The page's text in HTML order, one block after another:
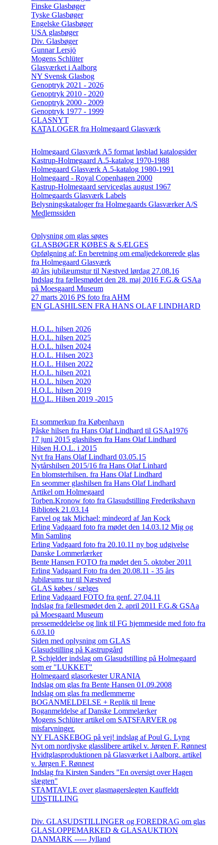
Finske Glasbøger
Tyske Glasbøger
Engelske Glasbøger
USA glasbøger
Div. Glasbøger
Gunnar Lersjö
Mogens Schlüter
Glasværket i Aalborg
NY Svensk Glasbog
Genoptryk 2021 - 2026
Genoptryk 2010 - 2020
Genoptryk 2000 - 2009
Genoptryk 1977 - 1999
GLASNYT
KATALOGER fra Holmegaard Glasværk
Holmegaard Glasværk A5 format løsblad katalogsider
Kastrup-Holmegaard A.5-katalog 1970-1988
Holmegaard Glasværk A.5-katalog 1980-1991
Holmegaard - Royal Copenhagen 2000
Kastrup-Holmegaard serviceglas august 1967
Holmegaards Glasværk Labels
Belysningskataloger fra Holmegaards Glasværker A/S
Medlemssiden
Oplysning om glas søges
GLASBØGER KØBES & SÆLGES
Opfølgning af: En beretning om emaljedekorerede glas
fra Holmegaard Glasværk
40 års jubilæumstur til Næstved lørdag 27.08.16
Indslag fra fællesmødet den 28. maj 2016 F.G.& GSAa
på Moesgaard Museum
27 marts 2016 PS foto fra AHM
EN GLASHILSEN FRA HANS OLAF LINDHARD
H.O.L. hilsen 2026
H.O.L. hilsen 2025
H.O.L. hilsen 2024
H.O.L. Hilsen 2023
H.O.L. Hilsen 2022
H.O.L. hilsen 2021
H.O.L. hilsen 2020
H.O.L. hilsen 2019
H.O.L. Hilsen 2019 -2015
Et sommerkup fra København
Påske hilsen fra Hans Olaf Lindhard til GSAa1976
17 juni 2015 glashilsen fra Hans Olaf Lindhard
Hilsen H.O.L. i 2015
Nyt fra Hans Olaf Lindhard 03.05.15
Nytårshilsen 2015/16 fra Hans Olaf Linhard
En blomsterhilsen. fra Hans Olaf Lindhard
En seommer glashilsen fra Hans Olaf Lindhard
Artikel om Holmegaard
Torben.Kronow foto fra Glasudstilling Frederikshavn
Bibliotek 21.03.14
Farvel og tak Michael: mindeord af Jan Kock
Erling Vadgaard foto fra mødet den 14.03.12 Mig og
Min Samling
Erling Vadgaard foto fra 20.10.11 ny bog udgivelse
Danske Lommerlærker
Bente Hansen FOTO fra mødet den 5. oktober 2011
Erling Vadgaard Foto fra den 20.08.11 - 35 års
Jubilæums tur til Næstved
GLAS købes / sælges
Erling Vadgaard FOTO fra genf. 27.04.11
Indslag fra fællesmødet den 2. april 2011 F.G.& GSAa
på Moesgaard Museum
pressemeddelelse og link til FG hjemmeside med foto fra
6.03.10
Siden med oplysning om GLAS
Glasudstilling på Kastrupgård
P. Schjelder indslag om Glasudstilling på Holmegaard
som er "LUKKET"
Holmegaard glasorkester URANIA
Indslag om glas fra Bente Hansen 01.09.2008
Indslag om glas fra medlemmerne
BOGANMELDELSE + Replik til Irene
Boganmeldelse af Danske Lommelærker
Mogens Schlüter artikel om SATSFARVER og
misfarvninger.
NY FLASKEBOG på vej! indslag af Poul G. Lyng
Nyt om nordjyske glasslibere artikel v. Jørgen F. Rønnest
Hvidtglasproduktionen på Glasværket i Aalborg. artikel
v. Jørgen F. Rønnest
Indslag fra Kirsten Sanders "En oversigt over Hagen
slægten"
STAMTAVLE over glasmagerslegten Kauffeldt
UDSTILLING
Div. GLASUDSTILLINGER og FOREDRAG om glas
GLASLOPPEMARKED & GLASAUKTION
DANMARK ----- Jylland